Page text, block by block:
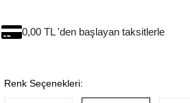
0,00 TL 'den başlayan taksitlerle
Renk Seçenekleri: